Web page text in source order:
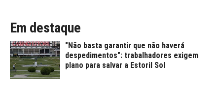
Em destaque
"Não basta garantir que não haverá
despedimentos": trabalhadores exigem
plano para salvar a Estoril Sol